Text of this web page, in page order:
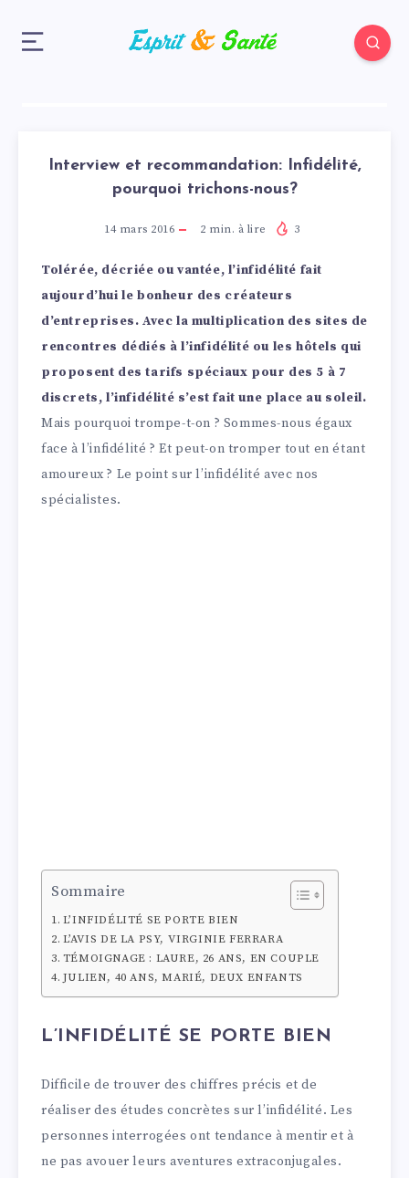
Interview et recommandation: Infidélité,
pourquoi trichons-nous?
14 mars 2016 2 min. à lire 3
Tolérée, décriée ou vantée, l’infidélité fait
aujourd’hui le bonheur des créateurs
d’entreprises. Avec la multiplication des sites de
rencontres dédiés à l’infidélité ou les hôtels qui
proposent des tarifs spéciaux pour des 5 à 7
discrets, l’infidélité s’est fait une place au soleil.
Mais pourquoi trompe-t-on ? Sommes-nous égaux
face à l’infidélité ? Et peut-on tromper tout en étant
amoureux ? Le point sur l’infidélité avec nos
spécialistes.
Sommaire
L’INFIDÉLITÉ SE PORTE BIEN
L’AVIS DE LA PSY, VIRGINIE FERRARA
TÉMOIGNAGE : LAURE, 26 ANS, EN COUPLE
JULIEN, 40 ANS, MARIÉ, DEUX ENFANTS
L’INFIDÉLITÉ SE PORTE BIEN
Difficile de trouver des chiffres précis et de
réaliser des études concrètes sur l’infidélité. Les
personnes interrogées ont tendance à mentir et à
ne pas avouer leurs aventures extraconjugales.